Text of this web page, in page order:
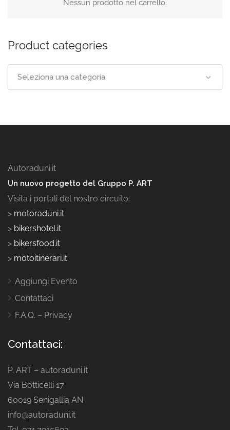
Nessun prodotto nel carrello.
Product categories
Seleziona una categoria
Autoraduni.it
Un nuovo progetto del Gruppo P. ART
Visita i portali del nostro circuito:
> motoraduni.it
> bikershotel.it
> bikersfood.it
> motoitinerari.it
Aggiungi Evento
Contattaci
F.A.Q. – Privacy
Contattaci:
P. ART – autoraduni.it
Via Botticelli 17
60019 Senigallia AN
info@autoraduni.it